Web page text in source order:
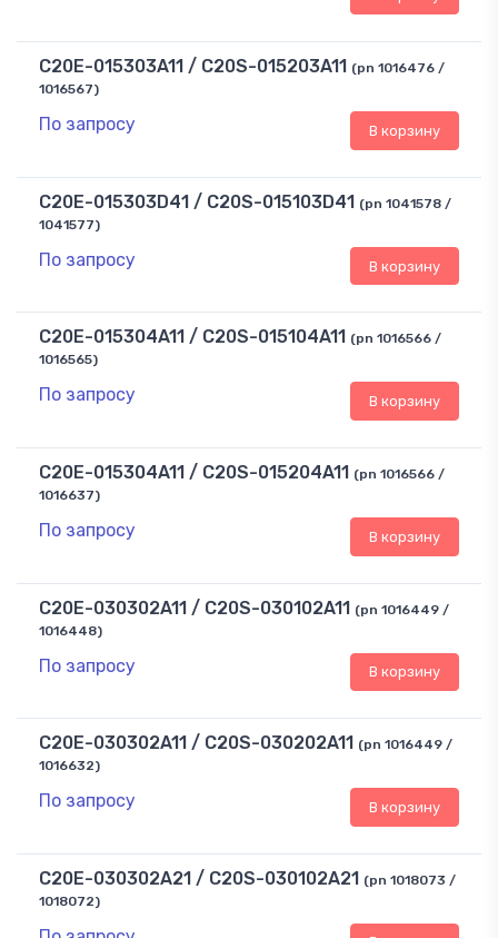
C20E-015303A11 / C20S-015203A11 (pn 1016476 /
1016567)
По запросу В корзину
C20E-015303D41 / C20S-015103D41 (pn 1041578 /
1041577)
По запросу В корзину
C20E-015304A11 / C20S-015104A11 (pn 1016566 /
1016565)
По запросу В корзину
C20E-015304A11 / C20S-015204A11 (pn 1016566 /
1016637)
По запросу В корзину
C20E-030302A11 / C20S-030102A11 (pn 1016449 /
1016448)
По запросу В корзину
C20E-030302A11 / C20S-030202A11 (pn 1016449 /
1016632)
По запросу В корзину
C20E-030302A21 / C20S-030102A21 (pn 1018073 /
1018072)